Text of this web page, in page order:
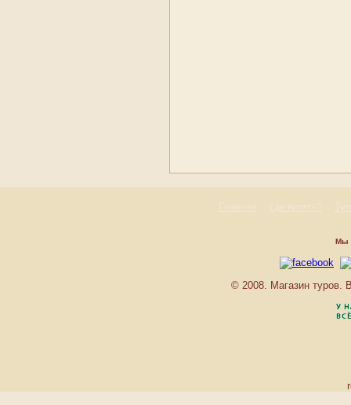
CHEDI
Главная Где купить?
Мы
© 2008. Магазин